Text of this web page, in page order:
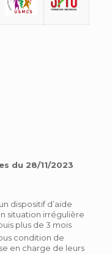
du 28/11/2023
dispositif d’aide
situation irrégulière
plus de 3 mois
condition de
en charge de leurs